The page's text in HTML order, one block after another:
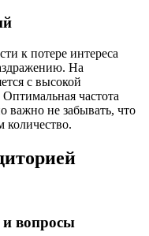
к потере интереса
На
с высокой
частота
важно не забывать, что
количество.
вопросы